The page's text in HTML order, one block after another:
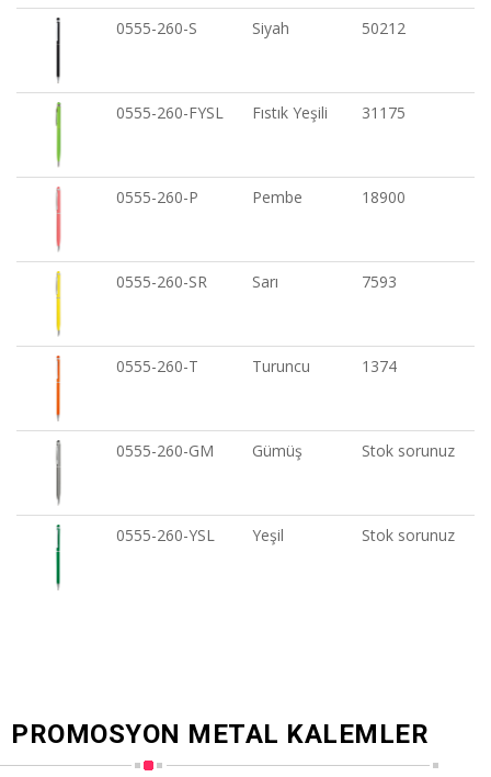
0555-260-S Siyah 50212
0555-260-FYSL Fıstık Yeşili 31175
0555-260-P Pembe 18900
0555-260-SR Sarı 7593
0555-260-T Turuncu 1374
0555-260-GM Gümüş Stok sorunuz
0555-260-YSL Yeşil Stok sorunuz
PROMOSYON METAL KALEMLER